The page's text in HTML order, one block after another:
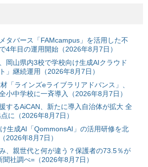
タバース「FAMcampus」を活用した不
4年目の運用開始（2026年8月7日）
岡山県内3校で学校向け生成AIクラウド
」継続運用（2026年8月7日）
「ラインズeライブラリアドバンス」、
小中学校に一斉導入（2026年8月7日）
するAiCAN、新たに導入自治体が拡大 全
に（2026年8月7日）
生成AI「QommonsAI」の活用研修を北
2026年8月7日）
、親世代と何が違う？保護者の73.5％が
社調べ=（2026年8月7日）